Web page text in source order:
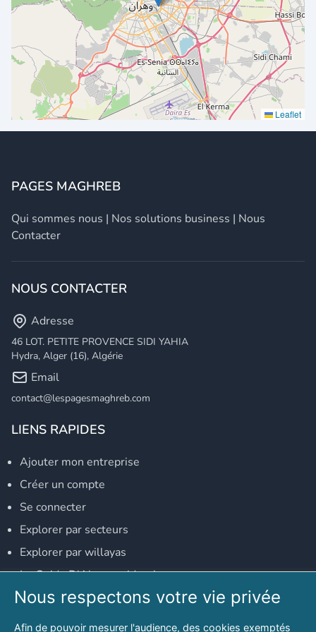
Leaflet
PAGES MAGHREB
Qui sommes nous | Nos solutions business | Nous
Contacter
NOUS CONTACTER
Adresse
46 LOT. PETITE PROVENCE SIDI YAHIA
Hydra, Alger (16), Algérie
Email
contact@lespagesmaghreb.com
LIENS RAPIDES
Ajouter mon entreprise
Créer un compte
Se connecter
Explorer par secteurs
Explorer par willayas
Le Guide D'Alger, guide-alger.com
NOS RÉSEAUX SOCIAUX
Nous respectons votre vie privée
Afin de pouvoir mesurer l'audience, des cookies exemptés